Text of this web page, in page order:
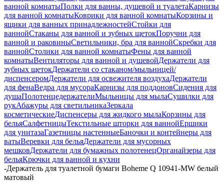
ванной комнатыПолки для ванны, душевой и туалетаКарнизы
для ванной комнатыКоврики для ванной комнатыКорзины и
ящики для ванных принадлежностейСтойки для
ваннойСтаканы для ванной и зубных щетокПоручни для
ванной и раковиныСветильники, бра для ваннойСкребки для
ваннойСтолики для ванной комнатыФены для ванной
комнатыВентиляторы для ванной и душевойДержатели для
зубных щетокДержатели со стаканом/мыльницей/
диспенсеромДержатели для освежителя воздухаДержатели
для фенаВедра для мусораКарнизы для поддоновСидения для
душаПолотенцедержателиМыльницы для мылаСушилки для
рукАбажуры для светильникаЗеркала
косметическиеДиспенсеры для жидкого мылаКорзины для
бельяСалфетницыТекстильные шторки для ваннойЕршики
для унитазаГазетницы настенныеБаночки и контейнеры для
ватыВеревки для бельяДержатели для мусорных
мешковДержатели для бумажных полотенецОрганайзеры для
бельяКрючки для ванной и кухни
-Держатель для туалетной бумаги Boheme Q 10941-MW белый
матовый